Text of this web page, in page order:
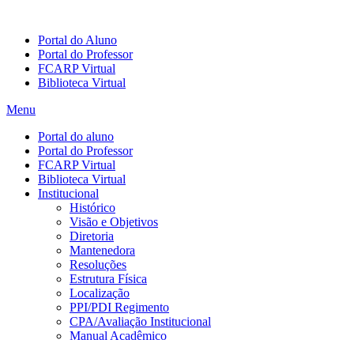
Portal do Aluno
Portal do Professor
FCARP Virtual
Biblioteca Virtual
Menu
Portal do aluno
Portal do Professor
FCARP Virtual
Biblioteca Virtual
Institucional
Histórico
Visão e Objetivos
Diretoria
Mantenedora
Resoluções
Estrutura Física
Localização
PPI/PDI Regimento
CPA/Avaliação Institucional
Manual Acadêmico